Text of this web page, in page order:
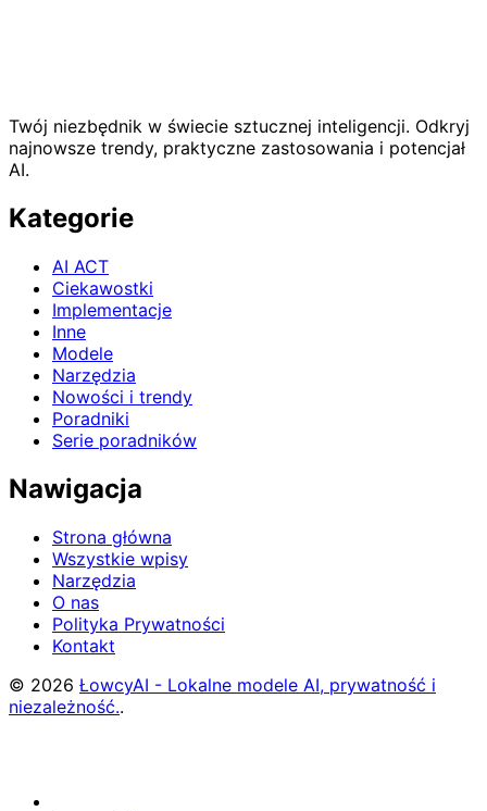
Twój niezbędnik w świecie sztucznej inteligencji. Odkryj
najnowsze trendy, praktyczne zastosowania i potencjał
AI.
Kategorie
AI ACT
Ciekawostki
Implementacje
Inne
Modele
Narzędzia
Nowości i trendy
Poradniki
Serie poradników
Nawigacja
Strona główna
Wszystkie wpisy
Narzędzia
O nas
Polityka Prywatności
Kontakt
© 2026 ŁowcyAI - Lokalne modele AI, prywatność i
niezależność..